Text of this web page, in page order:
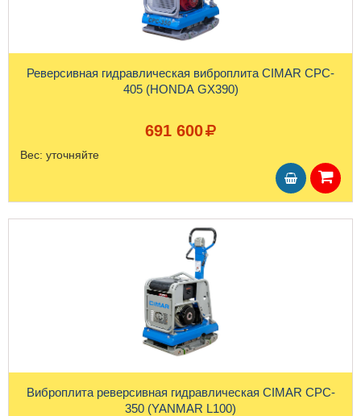
Реверсивная гидравлическая виброплита CIMAR CPC-
405 (HONDA GX390)
691 600
Вес: уточняйте
Виброплита реверсивная гидравлическая CIMAR CPC-
350 (YANMAR L100)